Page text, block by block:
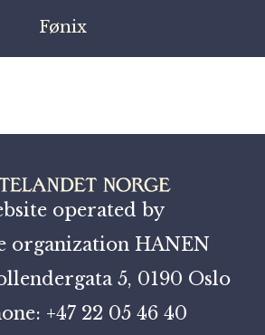
Fønix
operated by
organization HANEN
5, 0190 Oslo
+47 22 05 46 40